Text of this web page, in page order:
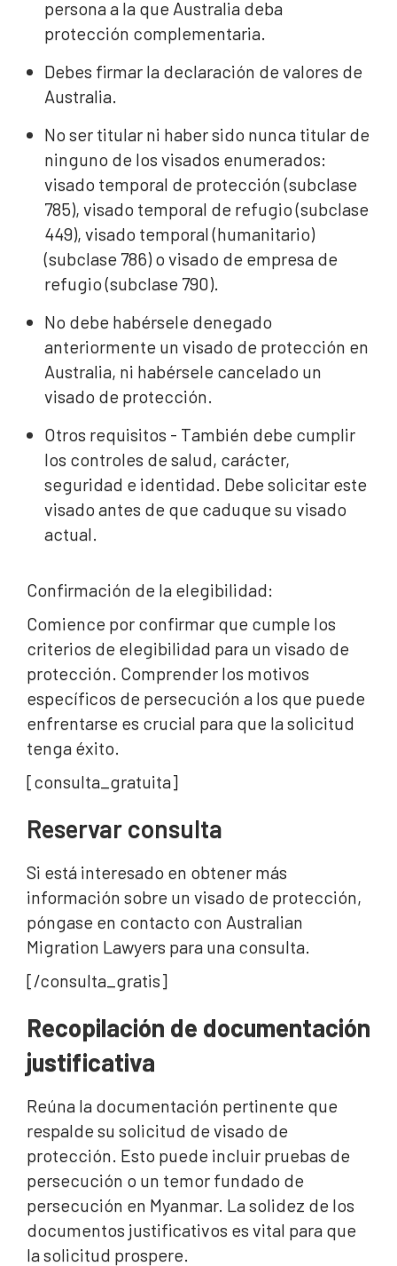
persona a la que Australia deba
protección complementaria.
Debes firmar la declaración de valores de
Australia.
No ser titular ni haber sido nunca titular de
ninguno de los visados enumerados:
visado temporal de protección (subclase
785), visado temporal de refugio (subclase
449), visado temporal (humanitario)
(subclase 786) o visado de empresa de
refugio (subclase 790).
No debe habérsele denegado
anteriormente un visado de protección en
Australia, ni habérsele cancelado un
visado de protección.
Otros requisitos - También debe cumplir
los controles de salud, carácter,
seguridad e identidad. Debe solicitar este
visado antes de que caduque su visado
actual.
Confirmación de la elegibilidad:
Comience por confirmar que cumple los
criterios de elegibilidad para un visado de
protección. Comprender los motivos
específicos de persecución a los que puede
enfrentarse es crucial para que la solicitud
tenga éxito.
[consulta_gratuita]
Reservar consulta
Si está interesado en obtener más
información sobre un visado de protección,
póngase en contacto con Australian
Migration Lawyers para una consulta.
[/consulta_gratis]
Recopilación de documentación
justificativa
Reúna la documentación pertinente que
respalde su solicitud de visado de
protección. Esto puede incluir pruebas de
persecución o un temor fundado de
persecución en Myanmar. La solidez de los
documentos justificativos es vital para que
la solicitud prospere.